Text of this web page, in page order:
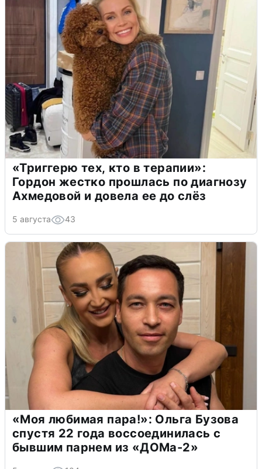
«Триггерю тех, кто в терапии»:
Гордон жестко прошлась по диагнозу
Ахмедовой и довела ее до слёз
5 августа 43
«Моя любимая пара!»: Ольга Бузова
спустя 22 года воссоединилась с
бывшим парнем из «ДОМа-2»